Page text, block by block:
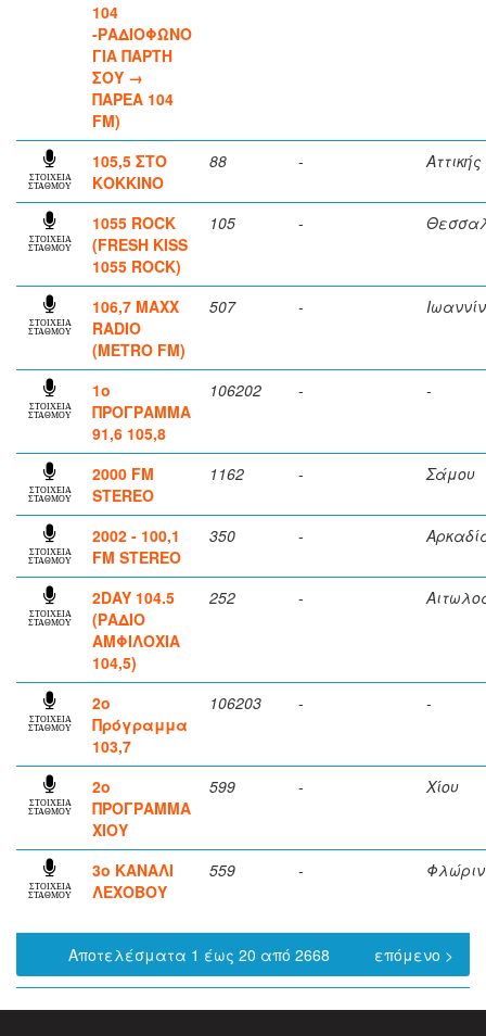
104
-ΡΑΔΙΟΦΩΝΟ
ΓΙΑ ΠΑΡΤΗ
ΣΟΥ →
ΠΑΡΕΑ 104
FM)
ΣΤΟΙΧΕΙΑ
ΣΤΑΘΜΟΥ
105,5 ΣΤΟ
ΚΟΚΚΙΝΟ
88 - Αττικής
ΣΤΟΙΧΕΙΑ
ΣΤΑΘΜΟΥ
1055 ROCK
(FRESH KISS
1055 ROCK)
105 -
ΣΤΟΙΧΕΙΑ
ΣΤΑΘΜΟΥ
106,7 MAXX
RADIO
(METRO FM)
507 -
ΣΤΟΙΧΕΙΑ
ΣΤΑΘΜΟΥ
1ο
ΠΡΟΓΡΑΜΜΑ
91,6 105,8
106202 - -
ΣΤΟΙΧΕΙΑ
ΣΤΑΘΜΟΥ
2000 FM
STEREO
1162 - Σάμου
ΣΤΟΙΧΕΙΑ
ΣΤΑΘΜΟΥ
2002 - 100,1
FM STEREO
350 -
ΣΤΟΙΧΕΙΑ
ΣΤΑΘΜΟΥ
2DAY 104.5
(ΡΑΔΙΟ
ΑΜΦΙΛΟΧΙΑ
104,5)
252 -
ΣΤΟΙΧΕΙΑ
ΣΤΑΘΜΟΥ
2ο
Πρόγραμμα
103,7
106203 - -
ΣΤΟΙΧΕΙΑ
ΣΤΑΘΜΟΥ
2ο
ΠΡΟΓΡΑΜΜΑ
ΧΙΟΥ
599 - Χίου
ΣΤΟΙΧΕΙΑ
ΣΤΑΘΜΟΥ
3ο ΚΑΝΑΛΙ
ΛΕΧΟΒΟΥ
559 -
Αποτελέσματα 1 έως 20 από 2668 επόμενο >